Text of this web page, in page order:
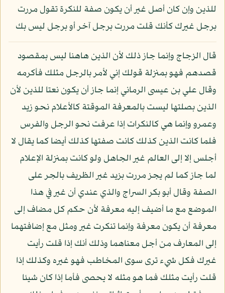
للذين وإن كان أصل غير أن يكون صفة للنكرة تقول مررت
برجل غيرك كأنك قلت مررت برجل آخر أو برجل ليس بك
قال الزجاج وإنما جاز ذلك لأن الذين هاهنا ليس بمقصود
قصدهم فهو بمنزلة قولك إني لأمر بالرجل مثلك فأكرمه
وقال علي بن عيسى الرماني إنما جاز أن يكون نعتا للذين لأن
الذين بصلتها ليست بالمعرفة الموقتة كالأعلام نحو زيد
وعمرو وإنما هي كالنكرات إذا عرفت نحو الرجل والفرس
فلما كانت الذين كذلك كانت صفتها كذلك أيضا كما يقال لا
أجلس إلا إلى العالم غير الجاهل ولو كانت بمنزلة الإعلام
لما جاز كما لم يجز مررت بزيد غير الظريف بالجر على
الصفة وقال أبو بكر السراج والذي عندي أن غير في هذا
الموضع مع ما أضيف إليه معرفة لأن حكم كل مضاف إلى
معرفة أن يكون معرفة وإنما تنكرت غير ومثل مع إضافتهما
إلى المعارف من أجل معناهما وذلك أنك إذا قلت رأيت
غيرك فكل شيء ترى سوى المخاطب فهو غيره وكذلك إذا
قلت رأيت مثلك فما هو مثله لا يحصى فأما إذا كان شيئا